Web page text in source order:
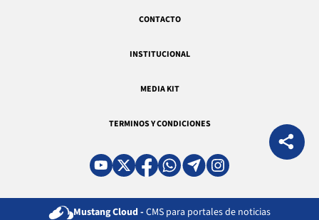
CONTACTO
INSTITUCIONAL
MEDIA KIT
TERMINOS Y CONDICIONES
Mustang Cloud - CMS para portales de noticias